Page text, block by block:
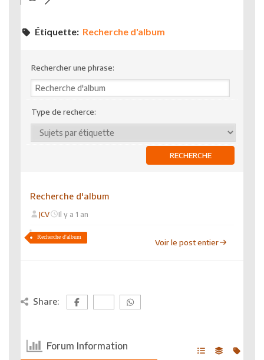
Étiquette: Recherche d'album
Rechercher une phrase:
Type de recherce:
Recherche d'album
JCV Il y a 1 an
Recherche d'album
Voir le post entier
Share:
Forum Information